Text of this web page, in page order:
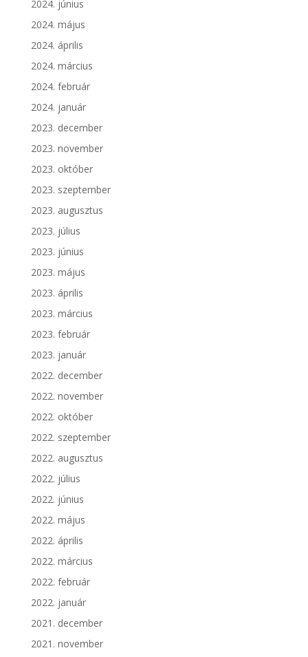
2024. június
2024. május
2024. április
2024. március
2024. február
2024. január
2023. december
2023. november
2023. október
2023. szeptember
2023. augusztus
2023. július
2023. június
2023. május
2023. április
2023. március
2023. február
2023. január
2022. december
2022. november
2022. október
2022. szeptember
2022. augusztus
2022. július
2022. június
2022. május
2022. április
2022. március
2022. február
2022. január
2021. december
2021. november